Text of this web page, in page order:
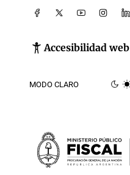
Accesibilidad web
MODO CLARO